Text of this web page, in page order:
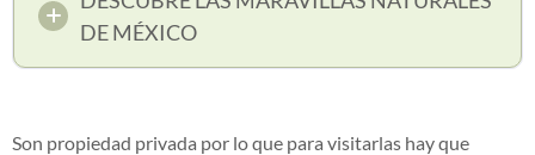
DE MÉXICO
Son propiedad privada por lo que para visitarlas hay que